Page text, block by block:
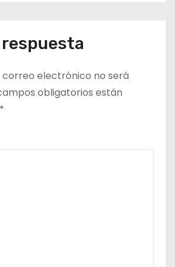
respuesta
correo electrónico no será
obligatorios están
*